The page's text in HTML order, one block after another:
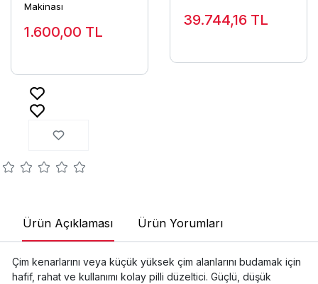
Makinası
1.600,00 TL
39.744,16 TL
Ürün Açıklaması Ürün Yorumları
Çim kenarlarını veya küçük yüksek çim alanlarını budamak için
hafif, rahat ve kullanımı kolay pilli düzeltici. Güçlü, düşük